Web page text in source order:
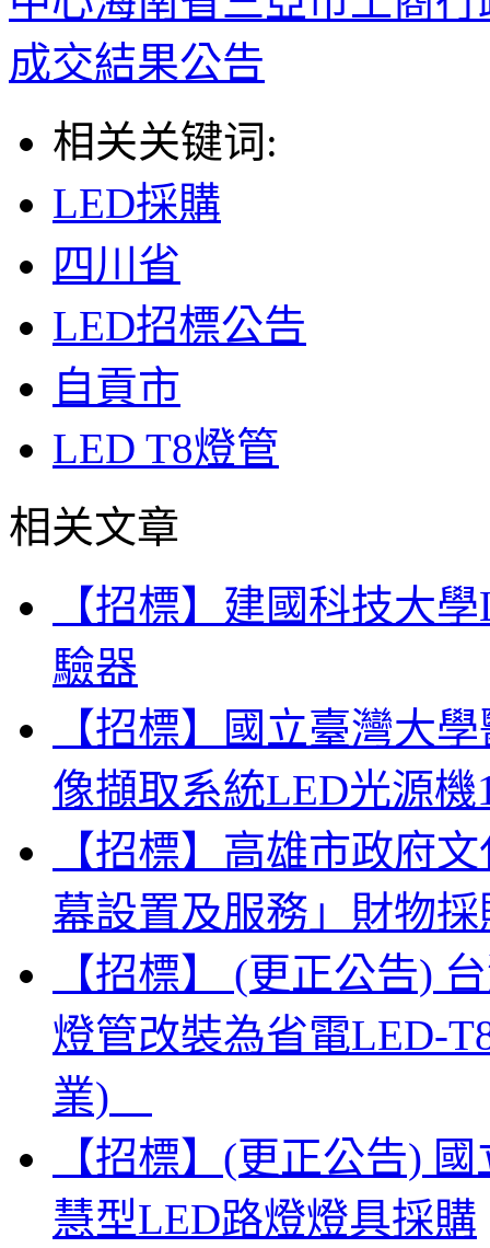
成交結果公告
相关关键词:
LED採購
四川省
LED招標公告
自貢市
LED T8燈管
相关文章
【招標】建國科技大
驗器
【招標】國立臺灣大
像擷取系統LED光源機
【招標】高雄市政府
幕設置及服務」財物採
【招標】 (更正公告)
燈管改裝為省電LED-
業)
【招標】(更正公告)
慧型LED路燈燈具採購